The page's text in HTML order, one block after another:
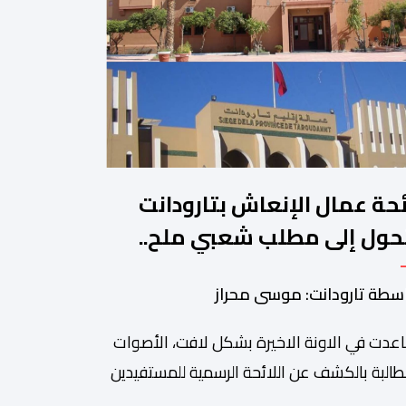
عمال الإنعاش بتارودانت
إلى مطلب شعبي ملح..
يجيب؟.
تارودانت: موسى محراز
في الاونة الاخيرة بشكل لافت، الأصوات
بالكشف عن اللائحة الرسمية للمستفيدين